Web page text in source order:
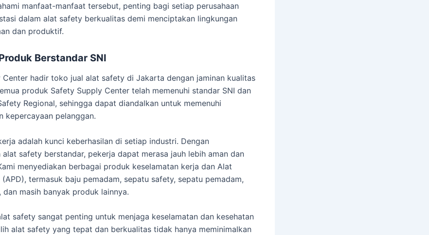
manfaat-manfaat tersebut, penting bagi setiap perusahaan
dalam alat safety berkualitas demi menciptakan lingkungan
dan produktif.
Berstandar SNI
Center hadir toko jual alat safety di Jakarta dengan jaminan kualitas
produk Safety Supply Center telah memenuhi standar SNI dan
Regional, sehingga dapat diandalkan untuk memenuhi
kepercayaan pelanggan.
adalah kunci keberhasilan di setiap industri. Dengan
alat safety berstandar, pekerja dapat merasa jauh lebih aman dan
menyediakan berbagai produk keselamatan kerja dan Alat
termasuk baju pemadam, sepatu safety, sepatu pemadam,
dan masih banyak produk lainnya.
safety sangat penting untuk menjaga keselamatan dan kesehatan
alat safety yang tepat dan berkualitas tidak hanya meminimalkan